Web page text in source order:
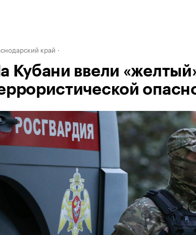
край
Кубани ввели